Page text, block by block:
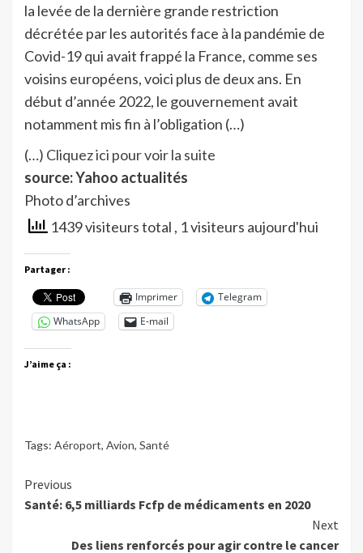
la levée de la dernière grande restriction
décrétée par les autorités face à la pandémie de
Covid-19 qui avait frappé la France, comme ses
voisins européens, voici plus de deux ans. En
début d’année 2022, le gouvernement avait
notamment mis fin à l’obligation (…)
(…) Cliquez ici pour voir la suite
source: Yahoo actualités
Photo d’archives
1439 visiteurs total , 1 visiteurs aujourd'hui
Partager :
Imprimer
Telegram
WhatsApp
E-mail
J’aime ça :
Tags: Aéroport, Avion, Santé
Continue
Reading
Previous
Santé: 6,5 milliards Fcfp de médicaments en 2020
Next
Des liens renforcés pour agir contre le cancer